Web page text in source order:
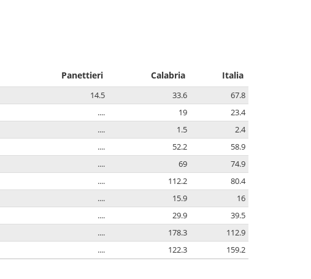
Panettieri Calabria Italia
14.5 33.6
67.8
.... 19
23.4
.... 1.5
2.4
.... 52.2
58.9
.... 69
74.9
.... 112.2
80.4
.... 15.9
16
.... 29.9
39.5
.... 178.3
112.9
.... 122.3 159.2